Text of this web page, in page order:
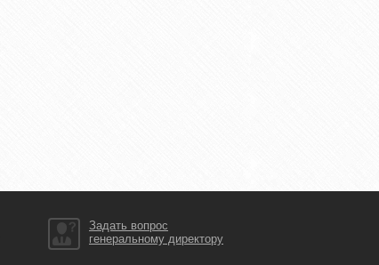
Задать вопрос
генеральному директору